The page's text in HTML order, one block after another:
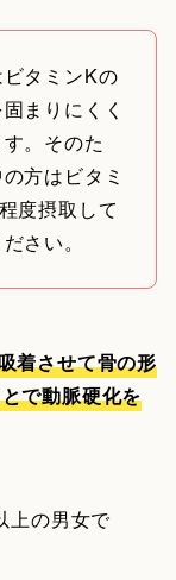
タミンKの
まりにくく
。そのた
方はビタミ
度摂取して
さい。
着させて骨の形
で動脈硬化を
上の男女で